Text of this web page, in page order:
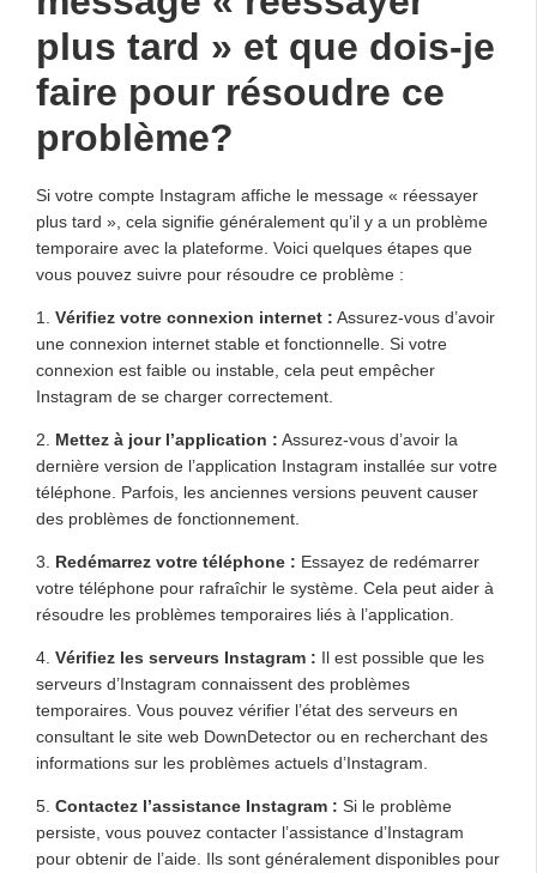
plus tard » et que dois-je
faire pour résoudre ce
problème?
Si votre compte Instagram affiche le message « réessayer
plus tard », cela signifie généralement qu’il y a un problème
temporaire avec la plateforme. Voici quelques étapes que
vous pouvez suivre pour résoudre ce problème :
1. Vérifiez votre connexion internet : Assurez-vous d’avoir
une connexion internet stable et fonctionnelle. Si votre
connexion est faible ou instable, cela peut empêcher
Instagram de se charger correctement.
2. Mettez à jour l’application : Assurez-vous d’avoir la
dernière version de l’application Instagram installée sur votre
téléphone. Parfois, les anciennes versions peuvent causer
des problèmes de fonctionnement.
3. Redémarrez votre téléphone : Essayez de redémarrer
votre téléphone pour rafraîchir le système. Cela peut aider à
résoudre les problèmes temporaires liés à l’application.
4. Vérifiez les serveurs Instagram : Il est possible que les
serveurs d’Instagram connaissent des problèmes
temporaires. Vous pouvez vérifier l’état des serveurs en
consultant le site web DownDetector ou en recherchant des
informations sur les problèmes actuels d’Instagram.
5. Contactez l’assistance Instagram : Si le problème
persiste, vous pouvez contacter l’assistance d’Instagram
pour obtenir de l’aide. Ils sont généralement disponibles pour